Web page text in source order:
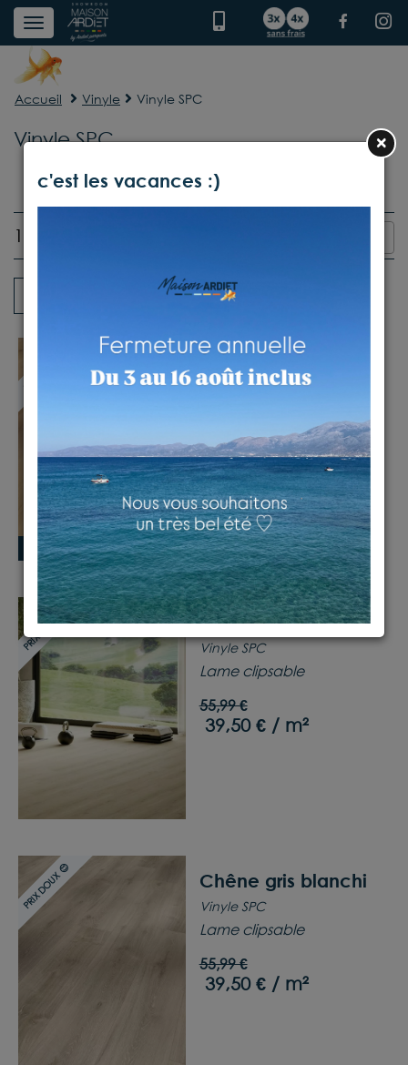
Accueil Vinyle Vinyle SPC
Vinyle SPC
16 produits
Tous les filtres
PRIX DOUX 😍
Disponible
Chêne Naturel
Vinyle SPC
55,90 €
39,50 € / m²
PRIX DOUX 😍 Reg beige
Vinyle SPC
Lame clipsable
55,99 €
39,50 € / m²
PRIX DOUX 😊 Chêne gris blanchi
Vinyle SPC
Lame clipsable
55,99 €
39,50 € / m²
×
c'est les vacances :)